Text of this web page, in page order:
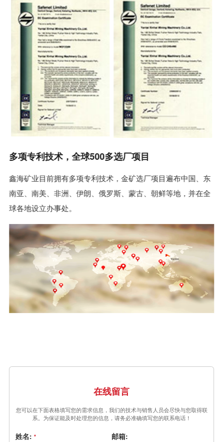
多项专利技术，全球500多选厂项目
鑫海矿业目前拥有多项专利技术，金矿选厂项目遍布中国、东
南亚、南美、非洲、伊朗、俄罗斯、蒙古、朝鲜等地，并在全
球各地设立办事处。
在线留言
您可以在下面表格填写您的需求信息，我们的技术与销售人员会尽快与您取得联
系。为保证能及时处理您的信息，请务必准确填写您的联系电话！
姓名: * 邮箱: